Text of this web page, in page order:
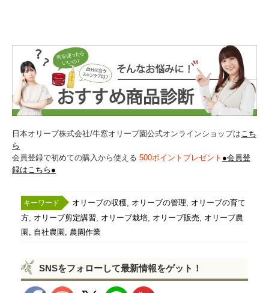
日本オリーブ株式会社/牛窓オリーブ園公式オンラインショップはこち
ら
会員登録で初めての購入から使える 500ポイントプレゼント ●会員登
録はこちら●
オリーブの収穫 オリーブの管理
オリーブの育て
方 オリーブ剪定講習 オリーブ栽培 オリーブ販売
オリーブ農
園
自社農園 農園作業
SNSをフォローして最新情報をゲット！